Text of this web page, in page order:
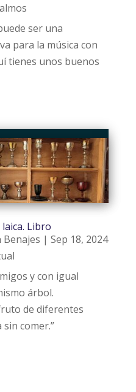
ser una
para la música con
tienes unos buenos
Libro
Benajes | Sep 18, 2024
y con igual
árbol.
de diferentes
comer.”